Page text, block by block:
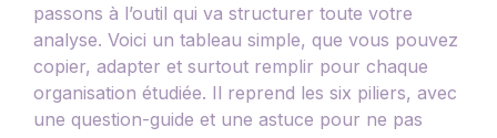
passons à l’outil qui va structurer toute votre
analyse. Voici un tableau simple, que vous pouvez
copier, adapter et surtout remplir pour chaque
organisation étudiée. Il reprend les six piliers, avec
une question-guide et une astuce pour ne pas